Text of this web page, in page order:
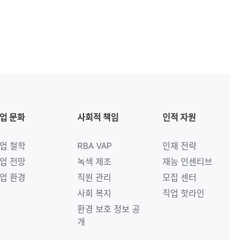
문화
철학
전망
환경
사회적 책임
RBA VAP
녹색 제조
직원 관리
사회 복지
환경 보호 정보 공
개
인적 자원
인재 전략
재능 인센티브
모집 센터
직업 핫라인